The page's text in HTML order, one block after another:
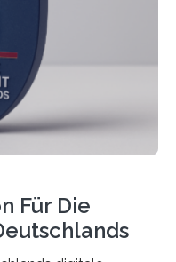
erfassen,
auch mit…
Für Die